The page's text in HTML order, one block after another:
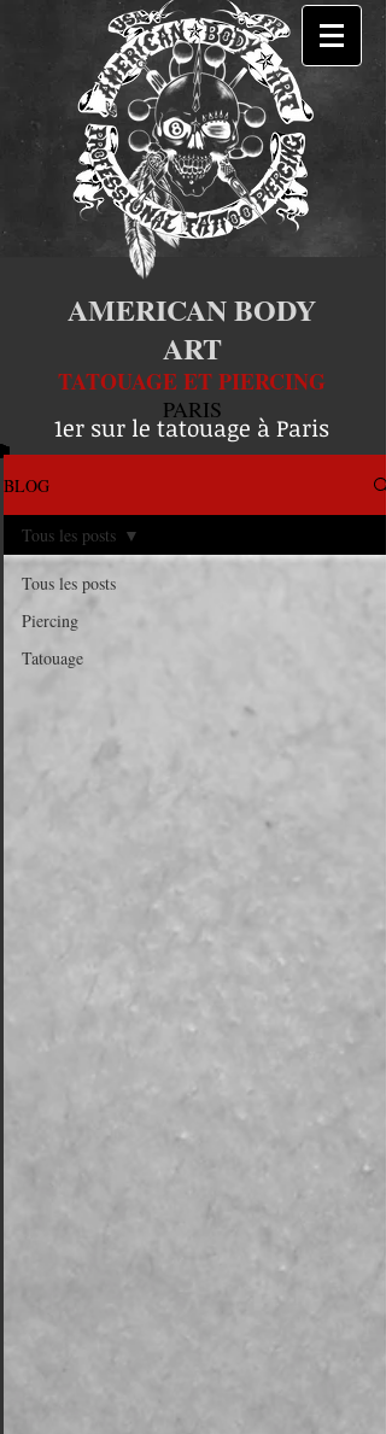
AMERICAN BODY
ART
TATOUAGE ET PIERCING
PARIS
1er sur le tatouage à Paris
BLOG
Tous les posts
Piercing
Tatouage
Tous les posts